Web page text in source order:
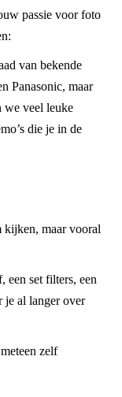
passie voor foto
van bekende
Panasonic, maar
we veel leuke
die je in de
kijken, maar vooral
een set filters, een
je al langer over
zelf